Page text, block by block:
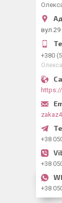
вул.29
+380
+38
+38
+38